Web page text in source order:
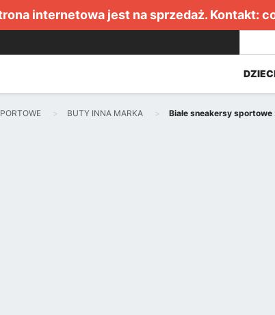
internetowa jest na sprzedaż. Kontakt:
BUTY INNA MARKA Białe sneakersy